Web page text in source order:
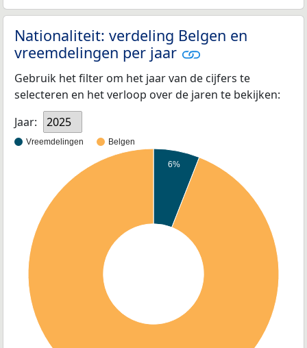
Nationaliteit: verdeling Belgen en
vreemdelingen per jaar
Gebruik het filter om het jaar van de cijfers te
selecteren en het verloop over de jaren te bekijken:
Jaar:
2025
Vreemdelingen Belgen
6%